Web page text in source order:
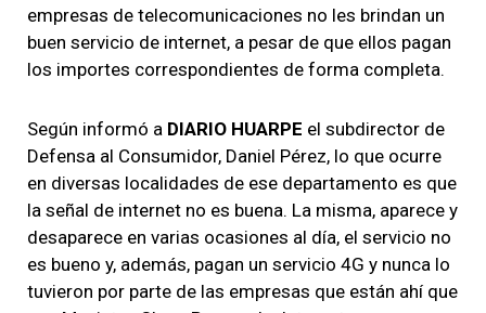
empresas de telecomunicaciones no les brindan un
buen servicio de internet, a pesar de que ellos pagan
los importes correspondientes de forma completa.
Según informó a DIARIO HUARPE el subdirector de
Defensa al Consumidor, Daniel Pérez, lo que ocurre
en diversas localidades de ese departamento es que
la señal de internet no es buena. La misma, aparece y
desaparece en varias ocasiones al día, el servicio no
es bueno y, además, pagan un servicio 4G y nunca lo
tuvieron por parte de las empresas que están ahí que